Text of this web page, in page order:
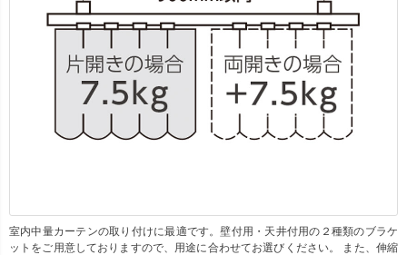
室内中量カーテンの取り付けに最適です。壁付用・天井付用の２種類のブラケ
ットをご用意しておりますので、用途に合わせてお選びください。 また、伸縮